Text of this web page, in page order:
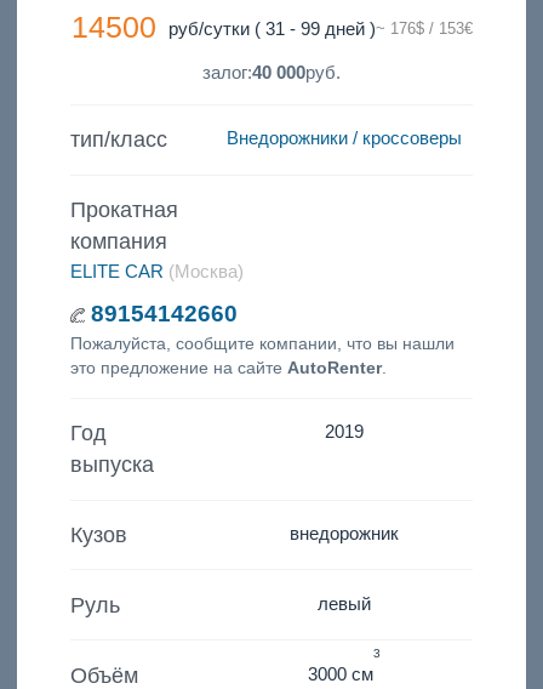
14500 руб/сутки ( 31 - 99 дней )~ 176$ / 153€
залог:40 000руб.
тип/класс Внедорожники / кроссоверы
Прокатная
компания
ELITE CAR (Москва)
89154142660
Пожалуйста, сообщите компании, что вы нашли
это предложение на сайте AutoRenter.
Год
выпуска
2019
Кузов внедорожник
Руль левый
Объём
3000 см
3